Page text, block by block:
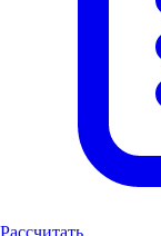
Рассчитать